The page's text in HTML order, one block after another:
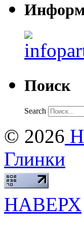
Поиск
Search
© 2026
Глинки
НАВЕРХ